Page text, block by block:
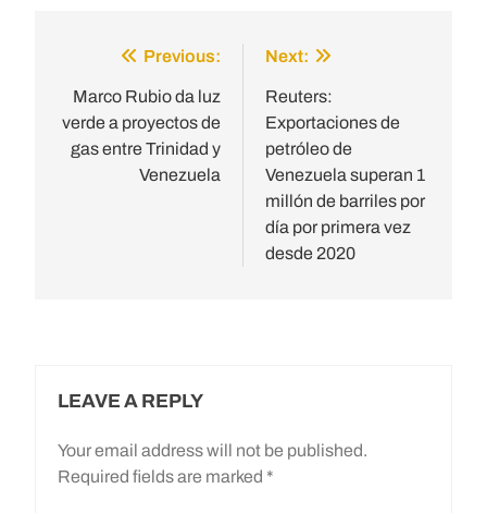
navigation
Previous:
Marco Rubio da luz
verde a proyectos de
gas entre Trinidad y
Venezuela
Next:
Reuters:
Exportaciones de
petróleo de
Venezuela superan 1
millón de barriles por
día por primera vez
desde 2020
LEAVE A REPLY
Your email address will not be published.
Required fields are marked *